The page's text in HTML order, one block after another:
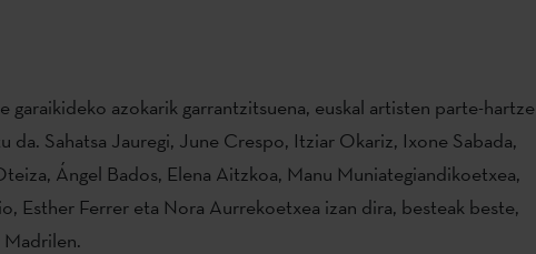
garaikideko azokarik garrantzitsuena, euskal artisten parte-hartze
da. Sahatsa Jauregi, June Crespo, Itziar Okariz, Ixone Sabada,
Ángel Bados, Elena Aitzkoa, Manu Muniategiandikoetxea,
Esther Ferrer eta Nora Aurrekoetxea izan dira, besteak beste,